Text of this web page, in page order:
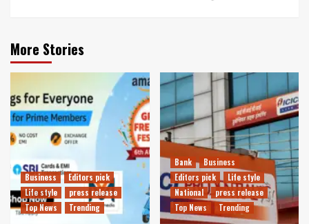
More Stories
Business
Editors pick
Life style
press release
Top News
Trending
Bank
Business
Editors pick
Life style
National
press release
Top News
Trending